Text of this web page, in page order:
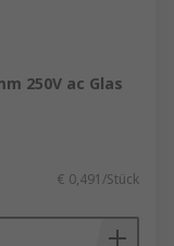
250V ac Glas
€ 0,491/Stück